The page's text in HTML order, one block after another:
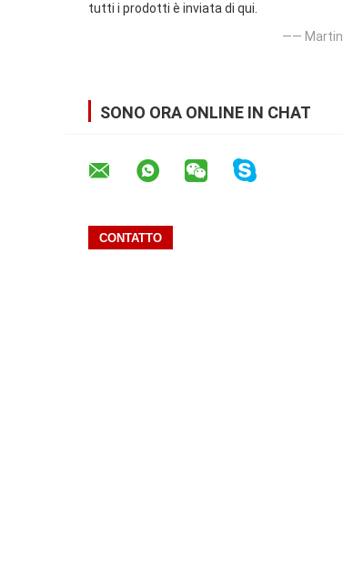
tutti i prodotti è inviata di qui.
—— Martin
SONO ORA ONLINE IN CHAT